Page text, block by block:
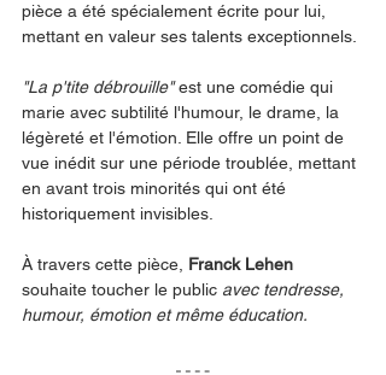
pièce a été spécialement écrite pour lui,
mettant en valeur ses talents exceptionnels.
"La p'tite débrouille" est une comédie qui
marie avec subtilité l'humour, le drame, la
légèreté et l'émotion. Elle offre un point de
vue inédit sur une période troublée, mettant
en avant trois minorités qui ont été
historiquement invisibles.
À travers cette pièce, Franck Lehen
souhaite toucher le public avec tendresse,
humour, émotion et même éducation.